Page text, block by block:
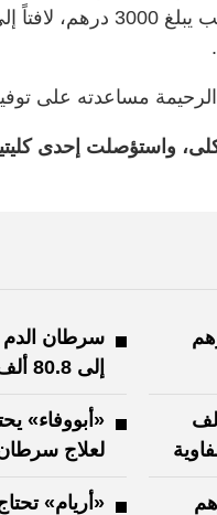
الشركات الخاصة في أبوظبي،
مساعدته على
واستؤصلت إحدى
إلى 9000 درهم
سرطان الدم
إلى 80.8 ألف درهم للعلاج
يحتاج إلى 46 ألف
لعلاج سرطان
درهم